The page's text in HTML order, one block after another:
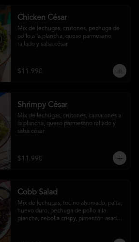
Chicken César
Mix de lechugas, crutones, pechuga de
pollo a la plancha, queso parmesano
rallado y salsa césar
$11.990
Shrimpy César
Mix de lechugas, crutones, camarones a
la plancha, queso parmesano rallado y
salsa césar
$11.990
Cobb Salad
Mix de lechugas, tocino ahumado, palta,
huevo duro, pechuga de pollo a la
plancha, cebolla crispy, pimentón asado,